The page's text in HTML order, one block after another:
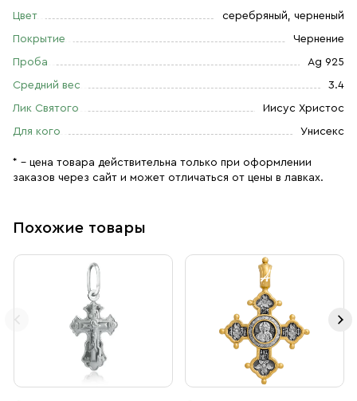
Цвет серебряный, черненый
Покрытие Чернение
Проба Ag 925
Средний вес 3.4
Лик Святого Иисус Христос
Для кого Унисекс
* – цена товара действительна только при оформлении
заказов через сайт и может отличаться от цены в лавках.
Похожие товары